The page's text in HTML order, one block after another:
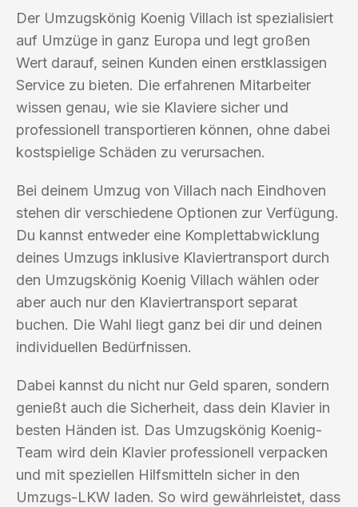
Der Umzugskönig Koenig Villach ist spezialisiert
auf Umzüge in ganz Europa und legt großen
Wert darauf, seinen Kunden einen erstklassigen
Service zu bieten. Die erfahrenen Mitarbeiter
wissen genau, wie sie Klaviere sicher und
professionell transportieren können, ohne dabei
kostspielige Schäden zu verursachen.
Bei deinem Umzug von Villach nach Eindhoven
stehen dir verschiedene Optionen zur Verfügung.
Du kannst entweder eine Komplettabwicklung
deines Umzugs inklusive Klaviertransport durch
den Umzugskönig Koenig Villach wählen oder
aber auch nur den Klaviertransport separat
buchen. Die Wahl liegt ganz bei dir und deinen
individuellen Bedürfnissen.
Dabei kannst du nicht nur Geld sparen, sondern
genießt auch die Sicherheit, dass dein Klavier in
besten Händen ist. Das Umzugskönig Koenig-
Team wird dein Klavier professionell verpacken
und mit speziellen Hilfsmitteln sicher in den
Umzugs-LKW laden. So wird gewährleistet, dass